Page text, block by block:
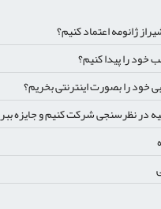
اعتماد کنیم؟
پیدا کنیم؟
را بصورت اینترنتی بخریم؟
نظرسنجی شرکت کنیم و جایزه ببریم؟